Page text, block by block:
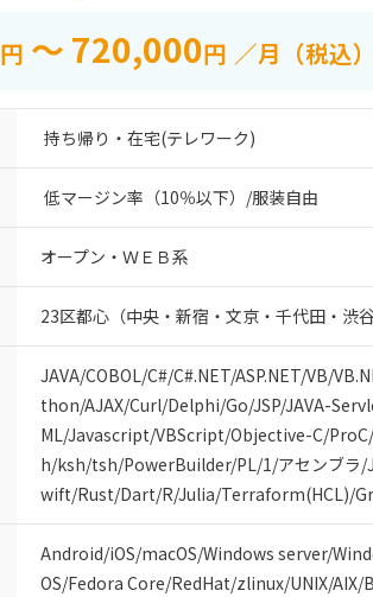
円 ～ 720,000円 ／月（税込）
持ち帰り・在宅(テレワーク)
低マージン率（10％以下） /服装自由
オープン・ＷＥＢ系
23区都心（中央・新宿・文京・千代田・渋谷
JAVA/COBOL/C#/C#.NET/ASP.NET/VB/
thon/AJAX/Curl/Delphi/Go/JSP/JAVA-
ML/Javascript/VBScript/Objective-C/ProC/
h/ksh/tsh/PowerBuilder/PL/1/アセンブラ/
wift/Rust/Dart/R/Julia/Terraform(HCL)/
Android/iOS/macOS/Windows server/
OS/Fedora Core/RedHat/zlinux/UNIX/AIX/